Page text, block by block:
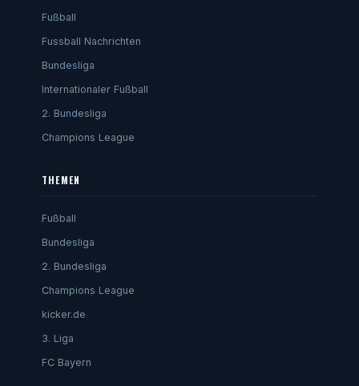
Fußball
Fussball Nachrichten
Bundesliga
Internationaler Fußball
2. Bundesliga
Champions League
THEMEN
Fußball
Bundesliga
2. Bundesliga
Champions League
kicker.de
3. Liga
FC Bayern